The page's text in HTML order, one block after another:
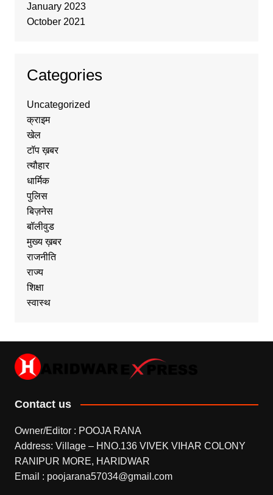
January 2023
October 2021
Categories
Uncategorized
क्राइम
खेल
टॉप ख़बर
त्यौहार
धार्मिक
पुलिस
बिज़नेस
बॉलीवुड
मुख्य ख़बर
राजनीति
राज्य
शिक्षा
स्वास्थ
Contact us
Owner/Editor : POOJA RANA
Address: Village – HNO.136 VIVEK VIHAR COLONY
RANIPUR MORE, HARIDWAR
Email : poojarana57034@gmail.com